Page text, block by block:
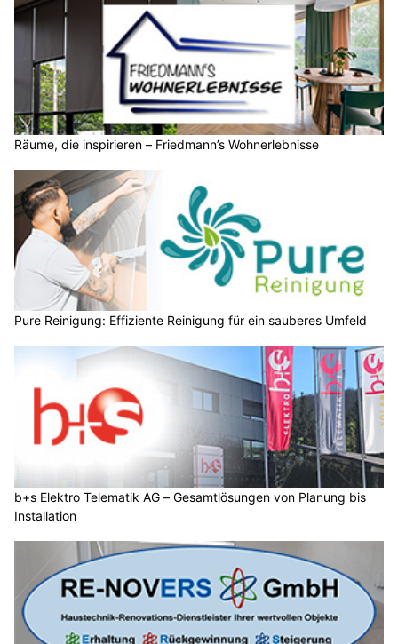
Räume, die inspirieren – Friedmann’s Wohnerlebnisse
Pure Reinigung: Effiziente Reinigung für ein sauberes Umfeld
b+s Elektro Telematik AG – Gesamtlösungen von Planung bis
Installation